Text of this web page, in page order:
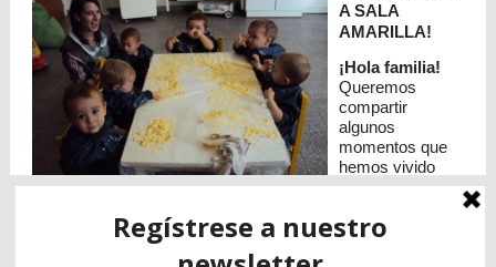
A SALA
AMARILLA!
¡Hola familia!
Queremos
compartir
algunos
momentos que
hemos vivido
durante el